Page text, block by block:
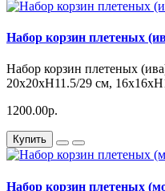
Набор корзин плетеных
Набор корзин плетеных
20x20xH11.5/29 см,
1200.00р.
Купить
Набор корзин плетеных